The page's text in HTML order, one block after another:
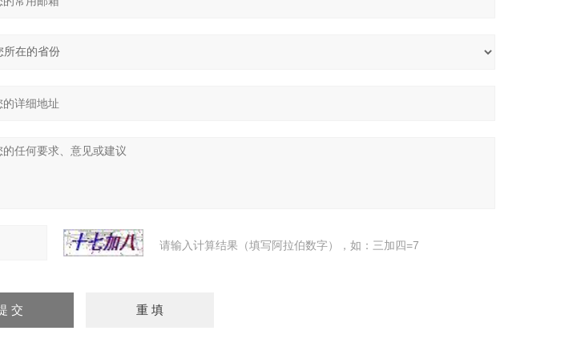
请输入计算结果（填写阿拉伯数字），如：三加四=7